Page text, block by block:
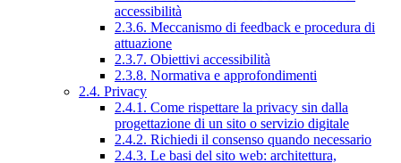
accessibilità
2.3.6. Meccanismo di feedback e procedura di
attuazione
2.3.7. Obiettivi accessibilità
2.3.8. Normativa e approfondimenti
2.4. Privacy
2.4.1. Come rispettare la privacy sin dalla
progettazione di un sito o servizio digitale
2.4.2. Richiedi il consenso quando necessario
2.4.3. Le basi del sito web: architettura,